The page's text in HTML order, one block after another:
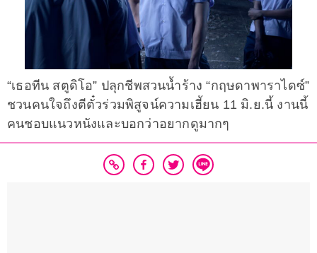
“เธอทีน สตูดิโอ” ปลุกชีพสวนน้ำร้าง “กฤษดาพาราไดซ์”
ชวนคนใจถึงตีตั๋วร่วมพิสูจน์ความเฮี้ยน 11 มิ.ย.นี้ งานนี้
คนชอบแนวหนังและบอกว่าอยากดูมากๆ